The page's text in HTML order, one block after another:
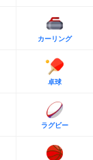
カーリング
卓球
ラグビー